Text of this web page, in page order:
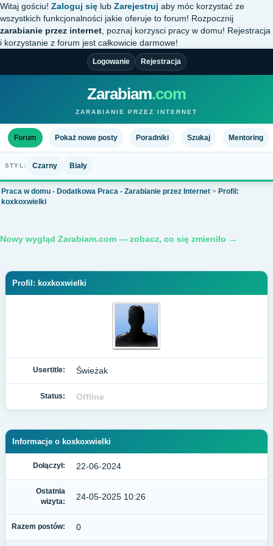
Witaj gościu! Zaloguj się lub Zarejestruj aby móc korzystać ze
wszystkich funkcjonalności jakie oferuje to forum! Rozpocznij
zarabianie przez internet , poznaj korzysci pracy w domu! Rejestracja
i korzystanie z forum jest całkowicie darmowe!
Logowanie Rejestracja
Zarabiam.com
ZARABIANIE PRZEZ INTERNET
Forum Pokaż nowe posty Poradniki Szukaj Mentoring
STYL: Czarny Biały
Praca w domu - Dodatkowa Praca - Zarabianie przez Internet > Profil:
koxkoxwielki
Nowy wygląd Zarabiam.com — zobacz, co się zmieniło →
Profil: koxkoxwielki
Usertitle: Świeżak
Status: Offline
Informacje o koxkoxwielki
Dołączył: 22-06-2024
Ostatnia
wizyta:
24-05-2025 10:26
Razem postów: 0